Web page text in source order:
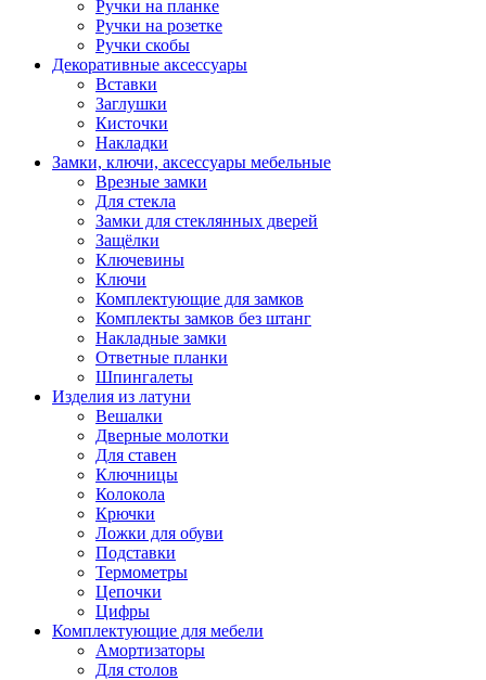
Ручки на планке
Ручки на розетке
Ручки скобы
Декоративные аксессуары
Вставки
Заглушки
Кисточки
Накладки
Замки, ключи, аксессуары мебельные
Врезные замки
Для стекла
Замки для стеклянных дверей
Защёлки
Ключевины
Ключи
Комплектующие для замков
Комплекты замков без штанг
Накладные замки
Ответные планки
Шпингалеты
Изделия из латуни
Вешалки
Дверные молотки
Для ставен
Ключницы
Колокола
Крючки
Ложки для обуви
Подставки
Термометры
Цепочки
Цифры
Комплектующие для мебели
Амортизаторы
Для столов